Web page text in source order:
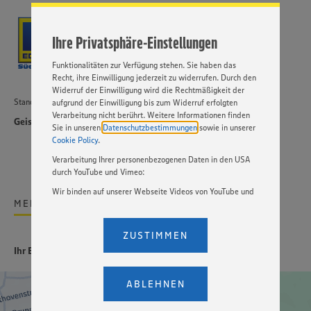
Ihre Privatsphäre-Einstellungen
Cookies und anderer Technologien ist freiwillig und kann
„EINSTELLUNGEN ÄNDERN”. Bitte beachten Sie, dass auf
Basis Ihrer Einstellungen ggf. nicht mehr alle
Funktionalitäten zur Verfügung stehen. Sie haben das
Recht, ihre Einwilligung jederzeit zu widerrufen. Durch den
Widerruf der Einwilligung wird die Rechtmäßigkeit der
aufgrund der Einwilligung bis zum Widerruf erfolgten
Verarbeitung nicht berührt. Weitere Informationen finden
Sie in unseren Datenschutzbestimmungen sowie in unserer
Cookie Policy.
Verarbeitung Ihrer personenbezogenen Daten in den USA
durch YouTube und Vimeo:
Wir binden auf unserer Webseite Videos von YouTube und
Einstellungen bezüglich YouTube und Vimeo zu ändern,
ein, dass Ihre Daten (IP-Adresse, Zeitstempel, ggf.
Nutzerverhalten auf unserer Webseite) an die Anbieter der
Dienste YouTube und Vimeo in den USA übermittelt und
dort verarbeitet werden. Der EuGH sieht die USA als Land
angemessenen Datenschutzniveau an. Es besteht das
ABLEHNEN
ZUSTIMMEN
Standort
Geisingen
MEHR ZUM UNTERNEHMEN
Ihr Einsatzort